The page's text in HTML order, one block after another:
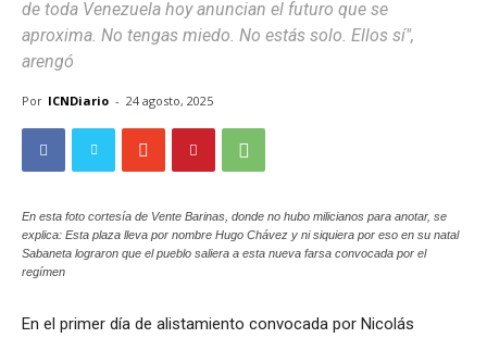
de toda Venezuela hoy anuncian el futuro que se
aproxima. No tengas miedo. No estás solo. Ellos sí",
arengó
Por ICNDiario - 24 agosto, 2025
En esta foto cortesía de Vente Barinas, donde no hubo milicianos para anotar, se
explica: Esta plaza lleva por nombre Hugo Chávez y ni siquiera por eso en su natal
Sabaneta lograron que el pueblo saliera a esta nueva farsa convocada por el
regímen
En el primer día de alistamiento convocada por Nicolás